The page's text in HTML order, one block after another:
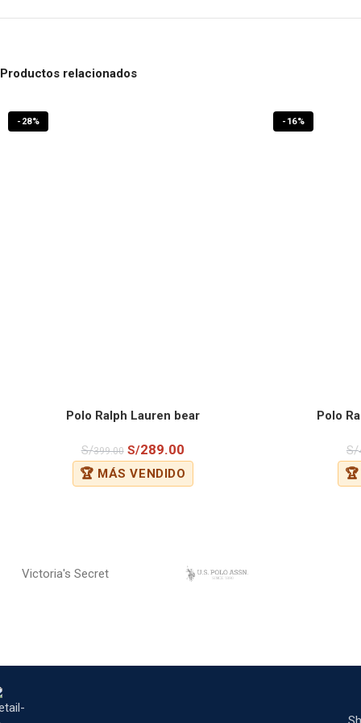
Productos relacionados
-28%
Polo Ralph Lauren bear
S/399.00 S/289.00
🏆 MÁS VENDIDO
-16%
Polo
S/
🏆
Victoria's Secret